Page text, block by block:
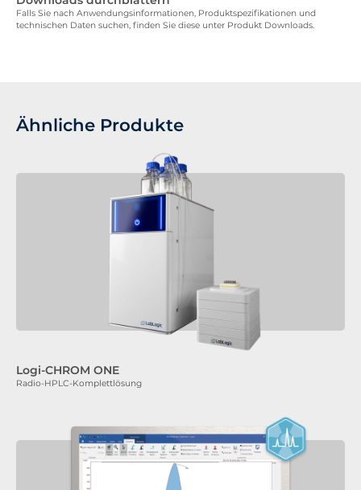
Falls Sie nach Anwendungsinformationen, Produktspezifikationen und
technischen Daten suchen, finden Sie diese unter Produkt Downloads.
Ähnliche Produkte
Logi-CHROM ONE
Radio-HPLC-Komplettlösung